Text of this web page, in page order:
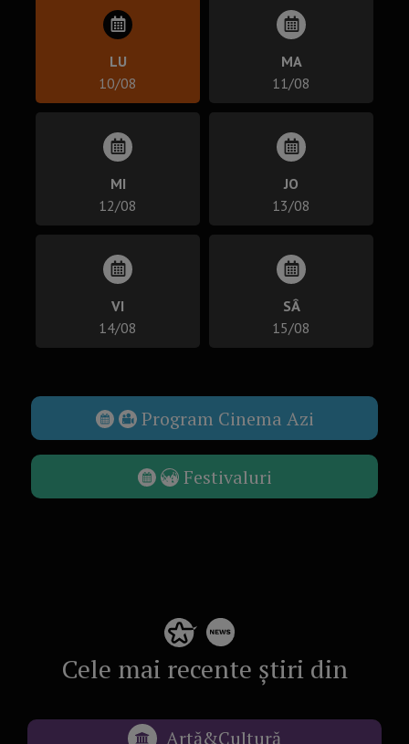
LU
10/08
MA
11/08
MI
12/08
JO
13/08
VI
14/08
SÂ
15/08
Program Cinema Azi
Festivaluri
Cele mai recente știri din
Artă&Cultură